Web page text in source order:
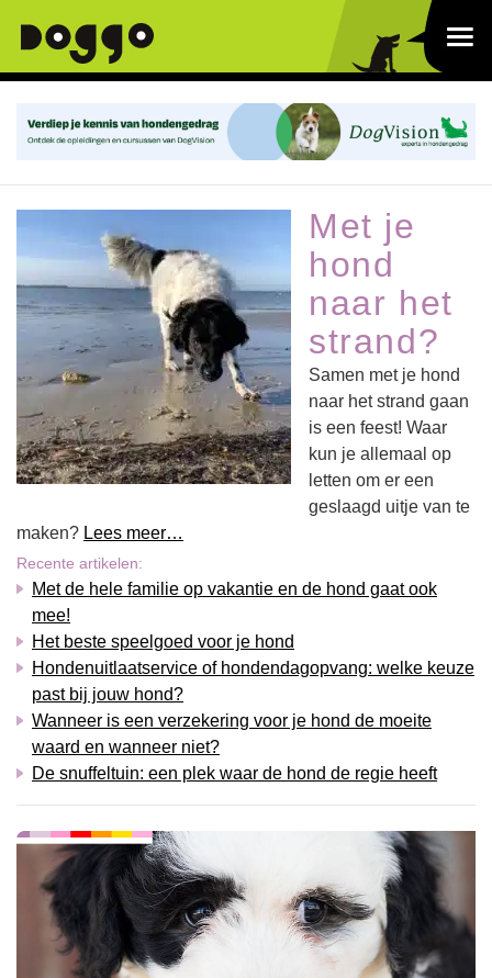
Met je
hond
naar het
strand?
Samen met je hond
naar het strand gaan
is een feest! Waar
kun je allemaal op
letten om er een
geslaagd uitje van te
maken? Lees meer…
Recente artikelen:
Met de hele familie op vakantie en de hond gaat ook
mee!
Het beste speelgoed voor je hond
Hondenuitlaatservice of hondendagopvang: welke keuze
past bij jouw hond?
Wanneer is een verzekering voor je hond de moeite
waard en wanneer niet?
De snuffeltuin: een plek waar de hond de regie heeft